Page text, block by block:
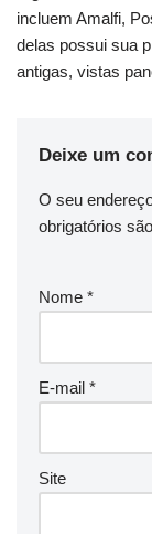
incluem Amalfi,
delas possui sua
antigas, vistas
Deixe um
O seu
obrigatórios
Nome *
E-mail *
Site